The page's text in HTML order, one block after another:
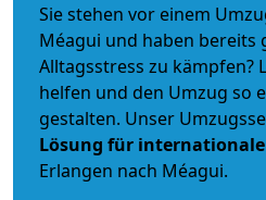
Sie stehen vor einem
Méagui und haben bereits
Alltagsstress zu kämpfen?
helfen und den Umzug so
gestalten. Unser
Lösung für
Erlangen nach Méagui.